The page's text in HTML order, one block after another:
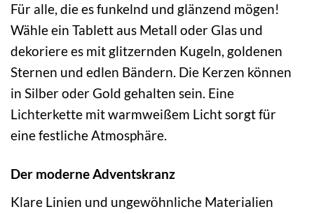
Für alle, die es funkelnd und glänzend mögen!
Wähle ein Tablett aus Metall oder Glas und
dekoriere es mit glitzernden Kugeln, goldenen
Sternen und edlen Bändern. Die Kerzen können
in Silber oder Gold gehalten sein. Eine
Lichterkette mit warmweißem Licht sorgt für
eine festliche Atmosphäre.
Der moderne Adventskranz
Klare Linien und ungewöhnliche Materialien